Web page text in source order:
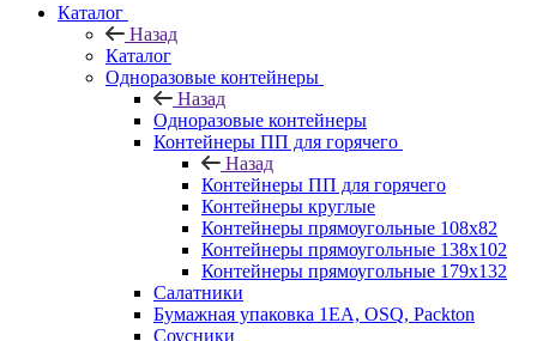
Каталог
Назад
Каталог
Одноразовые контейнеры
Назад
Одноразовые контейнеры
Контейнеры ПП для горячего
Назад
Контейнеры ПП для горячего
Контейнеры круглые
Контейнеры прямоугольные 108х82
Контейнеры прямоугольные 138х102
Контейнеры прямоугольные 179х132
Салатники
Бумажная упаковка 1ЕА, OSQ, Packton
Соусники